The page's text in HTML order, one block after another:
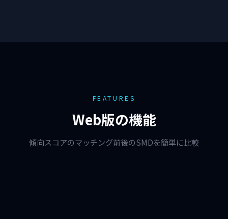
FEATURES
Web版の機能
傾向スコアのマッチング前後のSMDを簡単に比較